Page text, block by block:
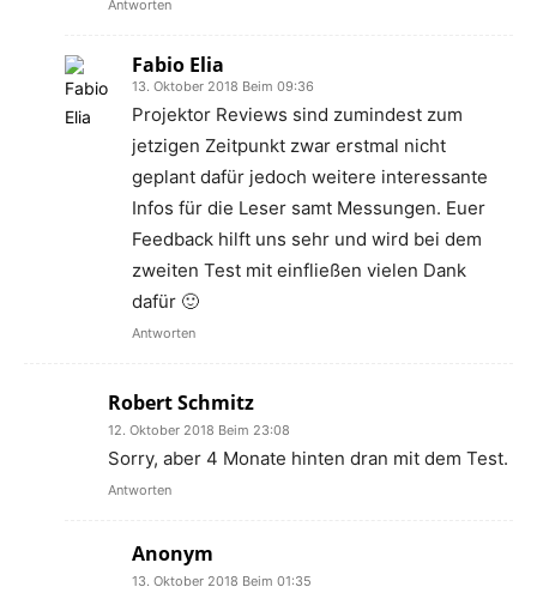
Antworten
Fabio Elia
13. Oktober 2018 Beim 09:36
Projektor Reviews sind zumindest zum
jetzigen Zeitpunkt zwar erstmal nicht
geplant dafür jedoch weitere interessante
Infos für die Leser samt Messungen. Euer
Feedback hilft uns sehr und wird bei dem
zweiten Test mit einfließen vielen Dank
dafür 🙂
Antworten
Robert Schmitz
12. Oktober 2018 Beim 23:08
Sorry, aber 4 Monate hinten dran mit dem Test.
Antworten
Anonym
13. Oktober 2018 Beim 01:35